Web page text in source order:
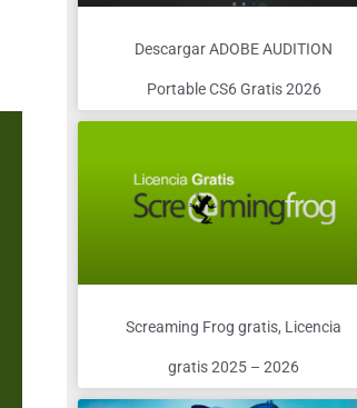
Descargar ADOBE AUDITION
Portable CS6 Gratis 2026
Screaming Frog gratis, Licencia
gratis 2025 – 2026